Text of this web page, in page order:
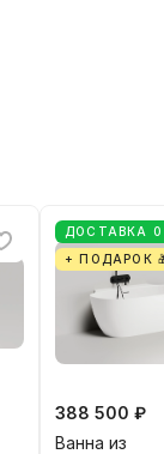
ДОСТАВКА 0
+ ПОДАРОК
388 500 ₽
Ванна из